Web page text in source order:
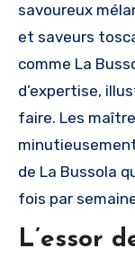
savoureux
et saveurs
comme La
d’expertise,
faire. Les
de La Bussola
fois par
L’essor